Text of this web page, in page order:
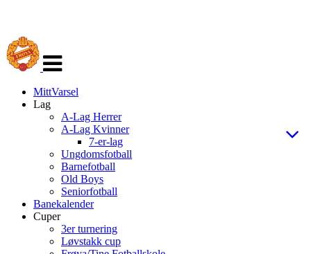
navigasjon
MittVarsel
Lag
A-Lag Herrer
A-Lag Kvinner
7-er-lag
Ungdomsfotball
Barnefotball
Old Boys
Seniorfotball
Banekalender
Cuper
3er turnering
Løvstakk cup